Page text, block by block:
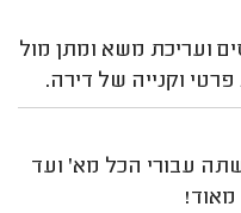
ועריכת משא ומתן מול
וקנייה של דירה.
עבורי הכל מא' ועד